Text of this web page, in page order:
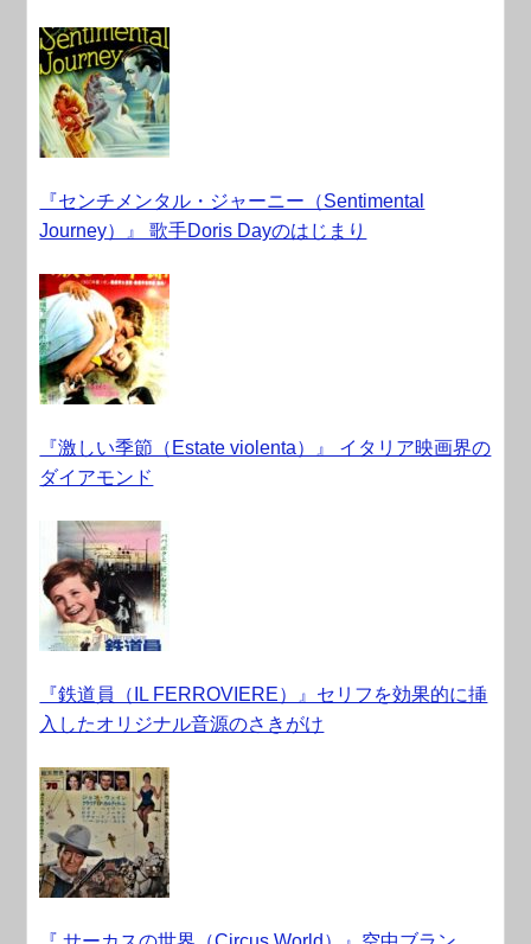
『センチメンタル・ジャーニー（Sentimental
Journey）』 歌手Doris Dayのはじまり
『激しい季節（Estate violenta）』 イタリア映画界の
ダイアモンド
『鉄道員（IL FERROVIERE）』セリフを効果的に挿
入したオリジナル音源のさきがけ